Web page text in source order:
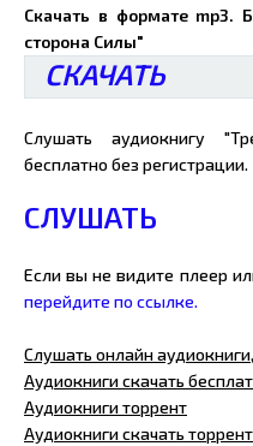
Скачать в формате mp3.
сторона Силы"
СКАЧАТЬ
Слушать аудиокнигу
бесплатно без регистрации.
СЛУШАТЬ
Если вы не видите плеер
перейдите по ссылке.
Слушать онлайн
Аудиокниги скачать
Аудиокниги торрент
Аудиокниги скачать торрент